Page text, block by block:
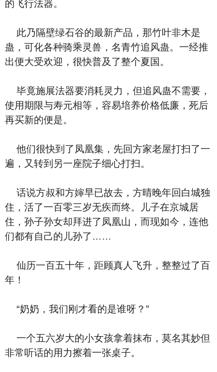
的飞行法器。
此乃隔壁绿石谷的最新产品，那竹叶非木是
蛊，可化各种骑乘灵兽，名青竹追风蛊。一经推
出便大受欢迎，很快普及了整个夏国。
毕竟施展法器要消耗灵力，但追风蛊不需要，
使用期限与寿元相等，容易培养价格低廉，死后
再买新的便是。
他们很快到了凤凰集，先回方家老屋打扫了一
遍，又转到另一座院子细心打扫。
话说方叔和方婶早已故去，方晴晚年回白城独
住，活了一百零三岁无疾而终。儿子在京城居
住，孙子孙女却拜进了凤凰山，而现如今，连他
们都有自己的儿孙了……
仙历一百五十年，距顾真人飞升，整整过了百
年！
“奶奶，我们刚才看的是谁呀？”
一个五六岁大的小女孩拿着抹布，莫名其妙但
非常听话的用力擦着一张桌子。